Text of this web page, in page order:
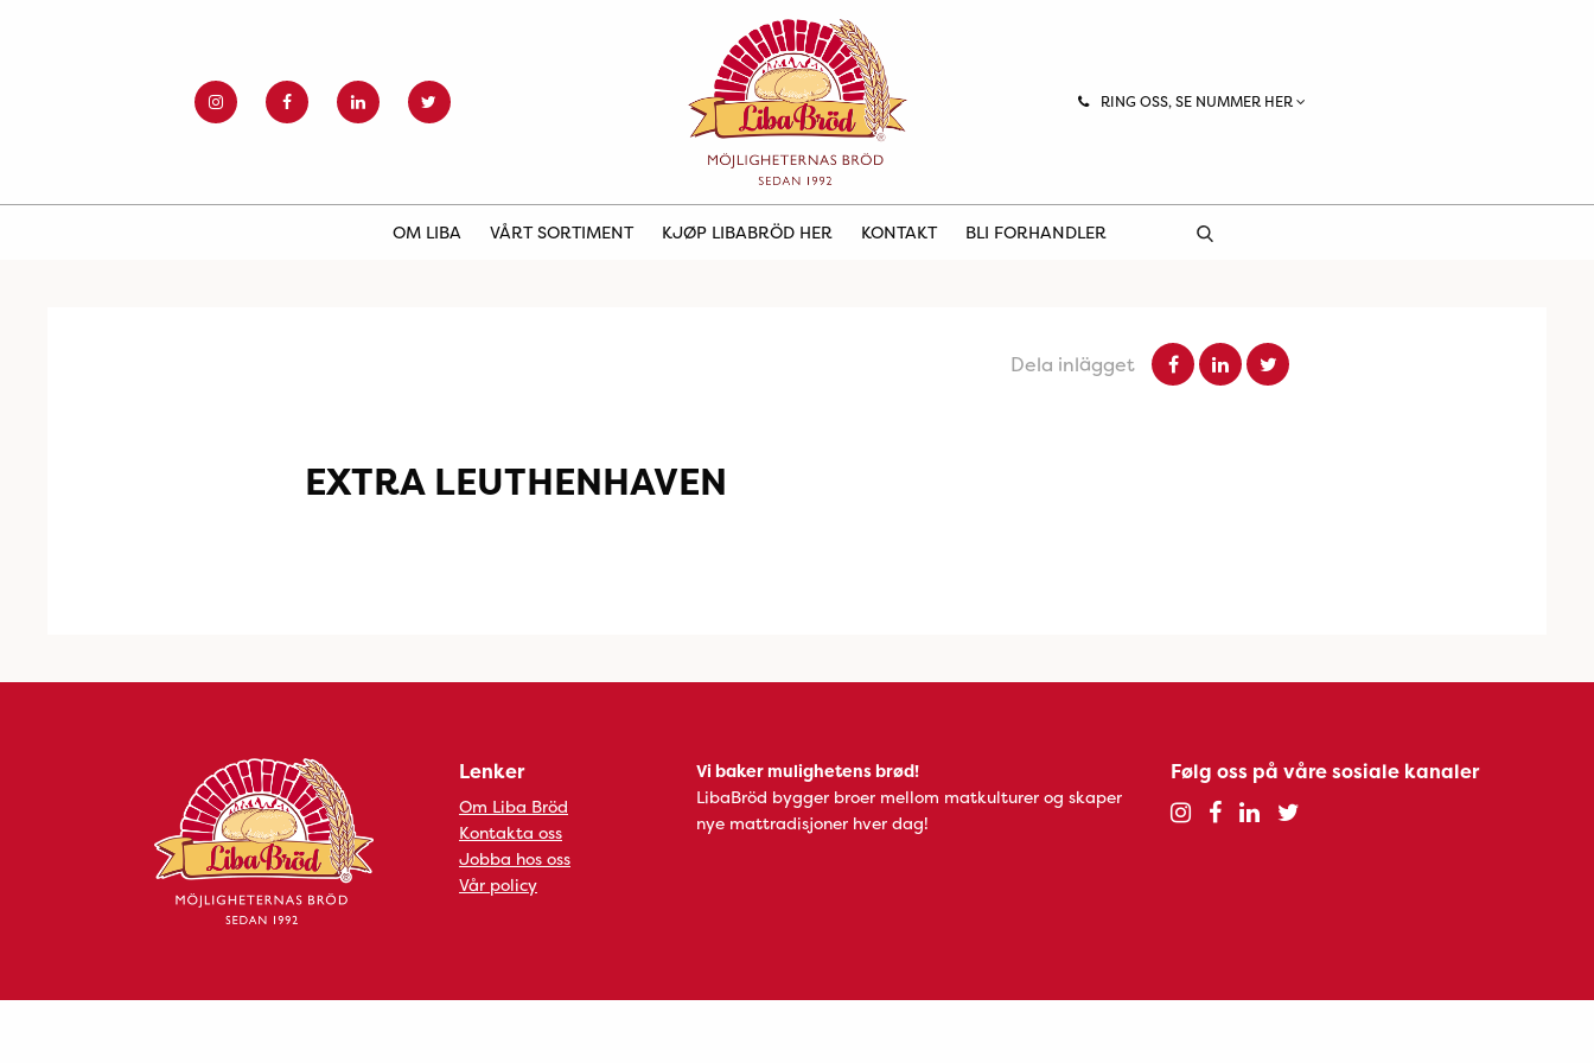
RING OSS, SE NUMMER HER
OM LIBA VÅRT SORTIMENT KJØP LIBABRÖD HER KONTAKT BLI FORHANDLER
Dela inlägget
EXTRA LEUTHENHAVEN
Lenker
Om Liba Bröd
Kontakta oss
Jobba hos oss
Vår policy
Vi baker mulighetens brød!
LibaBröd bygger broer mellom matkulturer og skaper
nye mattradisjoner hver dag!
Følg oss på våre sosiale kanaler